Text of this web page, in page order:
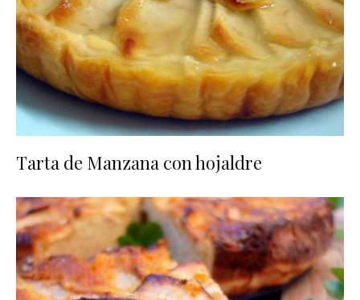
Tarta de Manzana con hojaldre